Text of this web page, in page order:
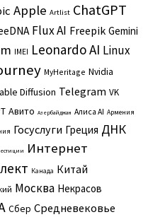
Apple Artlist ChatGPT
Flux AI Freepik Gemini
IMEI Leonardo AI Linux
MyHeritage Nvidia
Diffusion Telegram VK
Авито Азербайджан Алиса AI Армения
Госуслуги Греция ДНК
Интернет
Канада Китай
Москва Некрасов
Сбер Средневековье